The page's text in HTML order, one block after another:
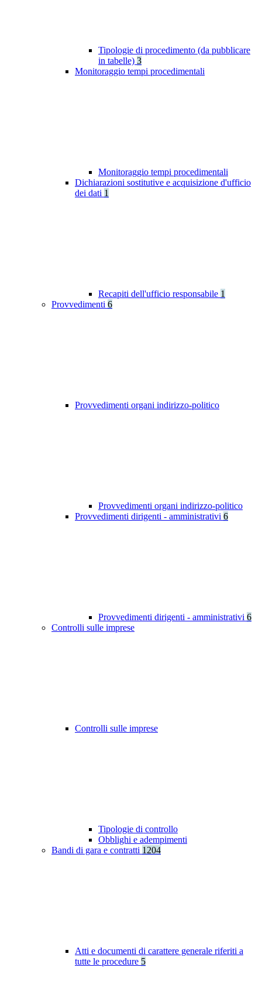
Tipologie di procedimento (da pubblicare
in tabelle) 3
Monitoraggio tempi procedimentali
Monitoraggio tempi procedimentali
Dichiarazioni sostitutive e acquisizione d'ufficio
dei dati 1
Recapiti dell'ufficio responsabile 1
Provvedimenti 6
Provvedimenti organi indirizzo-politico
Provvedimenti organi indirizzo-politico
Provvedimenti dirigenti - amministrativi 6
Provvedimenti dirigenti - amministrativi 6
Controlli sulle imprese
Controlli sulle imprese
Tipologie di controllo
Obblighi e adempimenti
Bandi di gara e contratti 1204
Atti e documenti di carattere generale riferiti a
tutte le procedure 5